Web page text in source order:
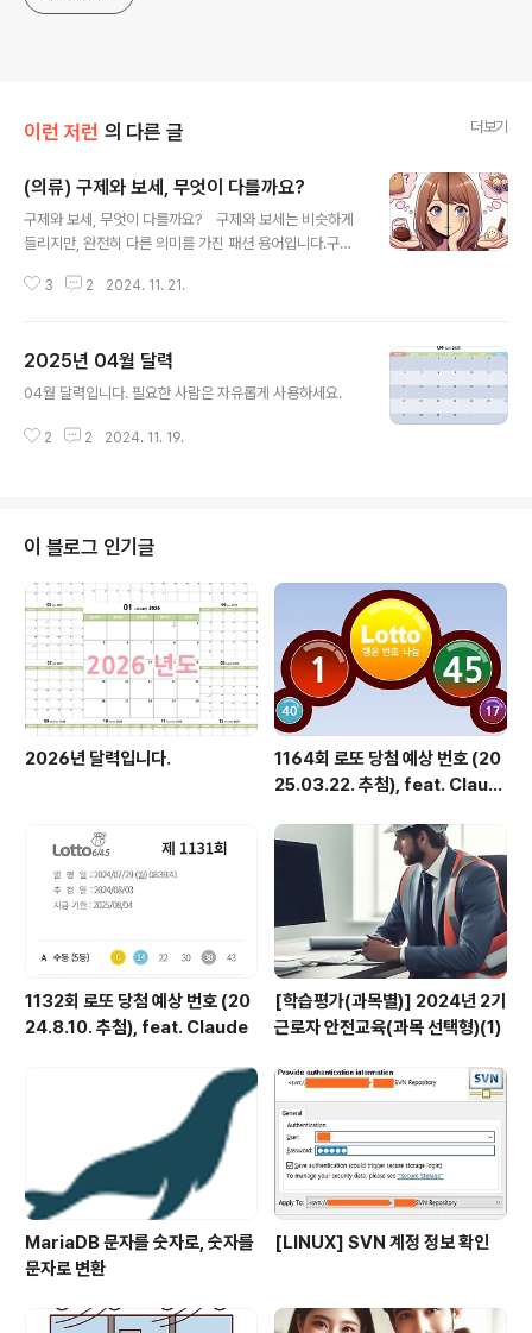
이런 저런 의 다른 글 더보기
(의류) 구제와 보세, 무엇이 다를까요?
구제와 보세, 무엇이 다를까요? 구제와 보세는 비슷하게
들리지만, 완전히 다른 의미를 가진 패션 용어입니다.구제
양성: 다양한 브랜드, 스타일, 시대의 옷을 만날 수 있습니
있습니다.환경친화적: 새 옷 생산으로 인한 환경 오염을 줄
일 수 있습니다.구매처: 구제 샵, 온라인 구제 마켓 등보세
가격: 관세를 내지 않기 때문에 일반 브랜드 옷보다 저렴합
3 2 2024. 11. 21.
2025년 04월 달력
04월 달력입니다. 필요한 사람은 자유롭게 사용하세요.
2 2 2024. 11. 19.
이 블로그 인기글
2026년 달력입니다.
1164회 로또 당첨 예상 번호 (20
25.03.22. 추첨), feat. Claud
1132회 로또 당첨 예상 번호 (20
24.8.10. 추첨), feat. Claude
[학습평가(과목별)] 2024년 2기
근로자 안전교육(과목 선택형)(1)
MariaDB 문자를 숫자로, 숫자를
문자로 변환
[LINUX] SVN 계정 정보 확인